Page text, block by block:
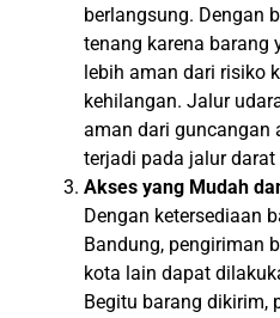
berlangsung. Dengan
tenang karena barang
lebih aman dari risiko
kehilangan. Jalur
aman dari guncangan
terjadi pada jalur
Akses yang Mudah
Dengan ketersediaan
Bandung, pengiriman
kota lain dapat
Begitu barang dikirim,